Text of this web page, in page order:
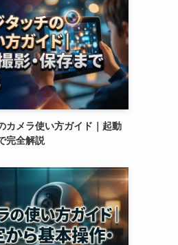
カメラ使い方ガイド｜起動
完全解説